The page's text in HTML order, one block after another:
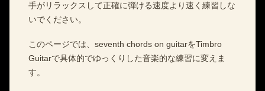
手がリラックスして正確に弾ける速度より速く練習しな
いでください。
このページでは、seventh chords on guitarをTimbro
Guitarで具体的でゆっくりした音楽的な練習に変えま
す。